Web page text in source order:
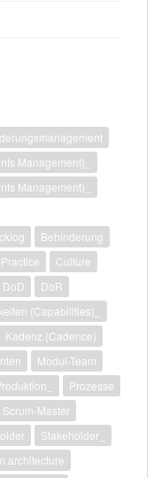
Management)_
Management)_
Behinderung
Culture
DoD
DoR
(Capabilities)_
Kadenz (Cadence)
Modul-Team
Prozesse
Scrum-Master
Stakeholder_
architecture